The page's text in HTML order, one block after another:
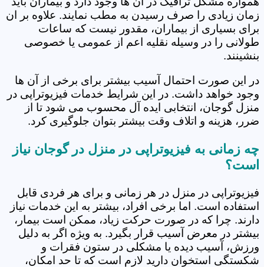
زمان زیادی را صرف رسیدن به مطب نمایند. علاوه بر ان
برای بسیاری از بیماران، مقدور نیست که ساعات
طولانی را در وسیله نقلیه اعم از عمومی یا خصوصی
بنشینند.
در این صورت احتمال آسیب بیشتر برای برخی از آن ها
وجود خواهد داشت. در این شرایط خدمات فیزیوتراپی در
منزل گوجان، انتخابی ایده آل محسوب می شود تا از
ضرر، هزینه و اتلاف وقت بیشتر بتوان جلوگیری کرد.
چه زمانی به فیزیوتراپی در منزل در گوجان نیاز
است؟
فیزیوتراپی در منزل در هر زمانی و برای هر فردی قابل
استفاده است. اما برخی افراد، بیشتر به این خدمات نیاز
دارند. چرا که در صورت حرکت زیاد، ممکن است بیمار،
بیشتر در معرض آسیب قرار بگیرد. به ویژه اگر به دلیل
ورزش، آسیب دیده یا مشکلی در ستون فقرات و
شکستگی استخوان دارید لازم است که تا حد امکان،